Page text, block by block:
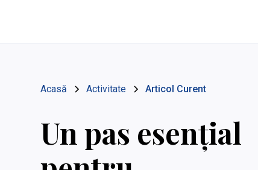
Acasă Activitate Articol Curent
Un pas esențial